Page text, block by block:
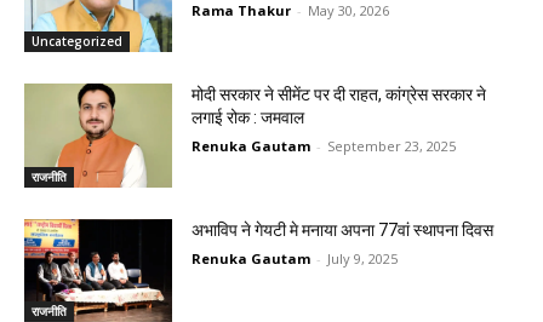
Uncategorized
Rama Thakur - May 30, 2026
राजनीति
मोदी सरकार ने सीमेंट पर दी राहत, कांग्रेस सरकार ने
लगाई रोक : जमवाल
Renuka Gautam - September 23, 2025
राजनीति
अभाविप ने गेयटी मे मनाया अपना 77वां स्थापना दिवस
Renuka Gautam - July 9, 2025